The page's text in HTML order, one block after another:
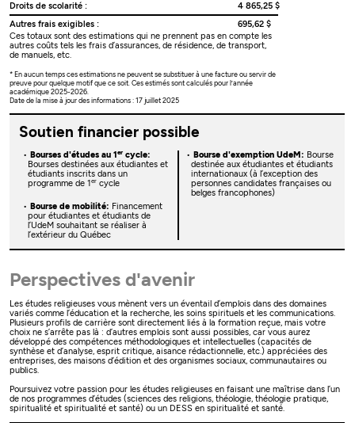
Droits de scolarité :
4 865,25 $
Autres frais exigibles :
695,62 $
Ces totaux sont des estimations qui ne prennent pas en compte les
autres coûts tels les frais d’assurances, de résidence, de transport,
de manuels, etc.
* En aucun temps ces estimations ne peuvent se substituer à une facture ou servir de
preuve pour quelque motif que ce soit. Ces estimés sont calculés pour l’année
académique 2025-2026.
Date de la mise à jour des informations : 17 juillet 2025
Soutien financier possible
Bourses d'études au 1ercycle:
Bourses destinées aux étudiantes et
étudiants inscrits dans un
programme de 1ercycle
Bourse d'exemption UdeM: Bourse
destinée aux étudiantes et étudiants
internationaux (à l’exception des
personnes candidates françaises ou
belges francophones)
Bourse de mobilité: Financement
pour étudiantes et étudiants de
l’UdeM souhaitant se réaliser à
l’extérieur du Québec
Perspectives d'avenir
Les études religieuses vous mènent vers un éventail d’emplois dans des domaines
variés comme l’éducation et la recherche, les soins spirituels et les communications.
Plusieurs profils de carrière sont directement liés à la formation reçue, mais votre
choix ne s’arrête pas là : d’autres emplois sont aussi possibles, car vous aurez
développé des compétences méthodologiques et intellectuelles (capacités de
synthèse et d’analyse, esprit critique, aisance rédactionnelle, etc.) appréciées des
entreprises, des maisons d’édition et des organismes sociaux, communautaires ou
publics.
Poursuivez votre passion pour les études religieuses en faisant une maîtrise dans l’un
de nos programmes d’études (sciences des religions, théologie, théologie pratique,
spiritualité et spiritualité et santé) ou un DESS en spiritualité et santé.